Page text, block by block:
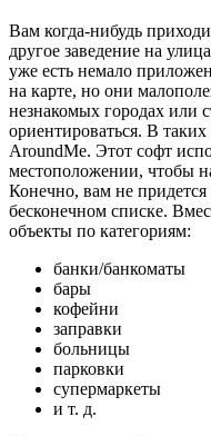
Вам когда-нибудь
другое заведение на
уже есть немало
на карте, но они
незнакомых городах или
ориентироваться. В
AroundMe. Этот софт
местоположении, чтобы
Конечно, вам не
бесконечном списке.
объекты по категориям:
банки/банкоматы
бары
кофейни
заправки
больницы
парковки
супермаркеты
и т. д.